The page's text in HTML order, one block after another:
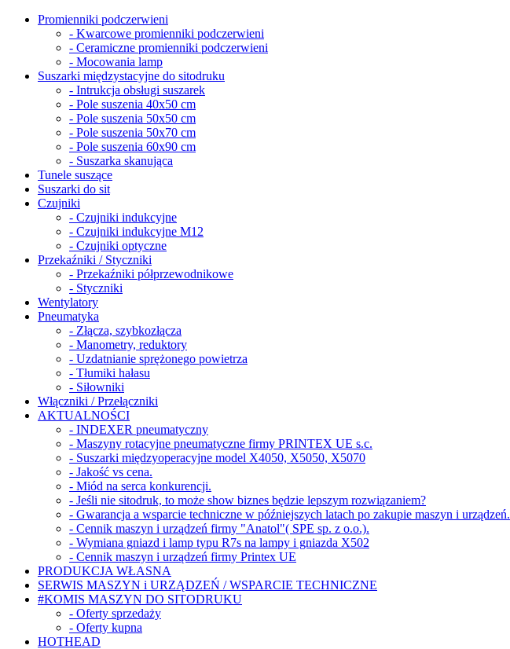
Promienniki podczerwieni
- Kwarcowe promienniki podczerwieni
- Ceramiczne promienniki podczerwieni
- Mocowania lamp
Suszarki międzystacyjne do sitodruku
- Intrukcja obsługi suszarek
- Pole suszenia 40x50 cm
- Pole suszenia 50x50 cm
- Pole suszenia 50x70 cm
- Pole suszenia 60x90 cm
- Suszarka skanująca
Tunele suszące
Suszarki do sit
Czujniki
- Czujniki indukcyjne
- Czujniki indukcyjne M12
- Czujniki optyczne
Przekaźniki / Styczniki
- Przekaźniki półprzewodnikowe
- Styczniki
Wentylatory
Pneumatyka
- Złącza, szybkozłącza
- Manometry, reduktory
- Uzdatnianie sprężonego powietrza
- Tłumiki hałasu
- Siłowniki
Włączniki / Przełączniki
AKTUALNOŚCI
- INDEXER pneumatyczny
- Maszyny rotacyjne pneumatyczne firmy PRINTEX UE s.c.
- Suszarki międzyoperacyjne model X4050, X5050, X5070
- Jakość vs cena.
- Miód na serca konkurencji.
- Jeśli nie sitodruk, to może show biznes będzie lepszym rozwiązaniem?
- Gwarancja a wsparcie techniczne w późniejszych latach po zakupie maszyn i urządzeń.
- Cennik maszyn i urządzeń firmy "Anatol"( SPE sp. z o.o.).
- Wymiana gniazd i lamp typu R7s na lampy i gniazda X502
- Cennik maszyn i urządzeń firmy Printex UE
PRODUKCJA WŁASNA
SERWIS MASZYN i URZĄDZEŃ / WSPARCIE TECHNICZNE
#KOMIS MASZYN DO SITODRUKU
- Oferty sprzedaży
- Oferty kupna
HOTHEAD